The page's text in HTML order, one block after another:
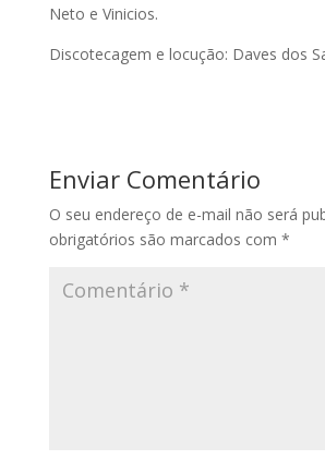
Neto e Vinicios.
Discotecagem e locução: Daves dos
Enviar Comentário
O seu endereço de e-mail não será
obrigatórios são marcados com *